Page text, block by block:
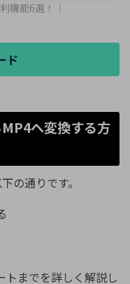
機能6選！｜
ド
へ変換する方
の通りです。
までを詳しく解説し